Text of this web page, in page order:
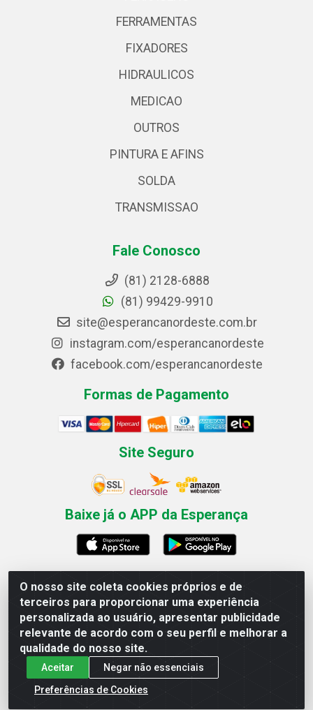
O nosso site coleta cookies próprios e de
terceiros para proporcionar uma experiência
personalizada ao usuário, apresentar publicidade
relevante de acordo com o seu perfil e melhorar a
qualidade do nosso site.
Aceitar
Negar não essenciais
Preferências de Cookies
FERRAMENTAS
FIXADORES
HIDRAULICOS
MEDICAO
OUTROS
PINTURA E AFINS
SOLDA
TRANSMISSAO
Fale Conosco
(81) 2128-6888
(81) 99429-9910
site@esperancanordeste.com.br
instagram.com/esperancanordeste
facebook.com/esperancanordeste
Formas de Pagamento
Site Seguro
Baixe já o APP da Esperança
Esperança Nordeste - Rua Professor Caldas Filho, 291 -
Estância - Recife / PE CEP: 50771-335 - CNPJ
03.666.136/0001-23